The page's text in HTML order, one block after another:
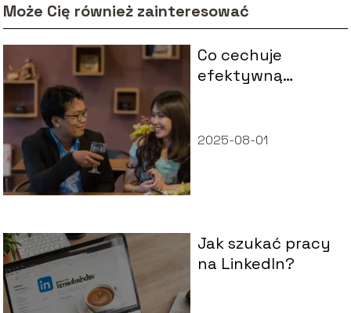
Może Cię również zainteresować
Co cechuje
efektywną
2025-08-01
Jak szukać pracy
na LinkedIn?